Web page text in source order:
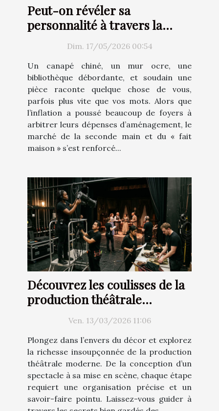
Peut-on révéler sa
personnalité à travers la
décoration d’intérieur ?
Dim. 17/05/2026 00:54
Un canapé chiné, un mur ocre, une
bibliothèque débordante, et soudain une
pièce raconte quelque chose de vous,
parfois plus vite que vos mots. Alors que
l’inflation a poussé beaucoup de foyers à
arbitrer leurs dépenses d’aménagement, le
marché de la seconde main et du « fait
maison » s’est renforcé...
Découvrez les coulisses de la
production théâtrale
moderneVen. 13/03/2026 11:06
Plongez dans l’envers du décor et explorez
la richesse insoupçonnée de la production
théâtrale moderne. De la conception d’un
spectacle à sa mise en scène, chaque étape
requiert une organisation précise et un
savoir-faire pointu. Laissez-vous guider à